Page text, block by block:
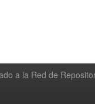
a la Red de